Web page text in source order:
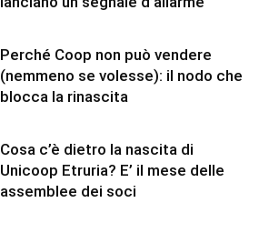
Perché Coop non può vendere
(nemmeno se volesse): il nodo che
blocca la rinascita
Cosa c’è dietro la nascita di
Unicoop Etruria? E’ il mese delle
assemblee dei soci